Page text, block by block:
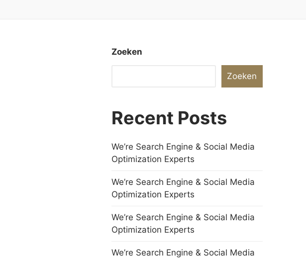
Zoeken
Zoeken
Recent Posts
We’re Search Engine & Social Media
Optimization Experts
We’re Search Engine & Social Media
Optimization Experts
We’re Search Engine & Social Media
Optimization Experts
We’re Search Engine & Social Media